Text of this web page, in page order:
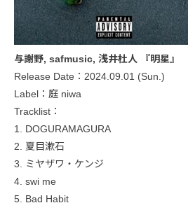
与謝野, safmusic, 浅井杜人 『明星』
Release Date：2024.09.01 (Sun.)
Label：庭 niwa
Tracklist：
1. DOGURAMAGURA
2. 夏目漱石
3. ミヤザワ・ケンジ
4. swi me
5. Bad Habit